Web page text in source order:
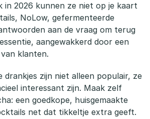
in 2026 kunnen ze niet op je kaart
NoLow, gefermenteerde
aan de vraag om terug
aangewakkerd door een
klanten.
drankjes zijn niet alleen populair, ze
interessant zijn. Maak zelf
een goedkope, huisgemaakte
net dat tikkeltje extra geeft.